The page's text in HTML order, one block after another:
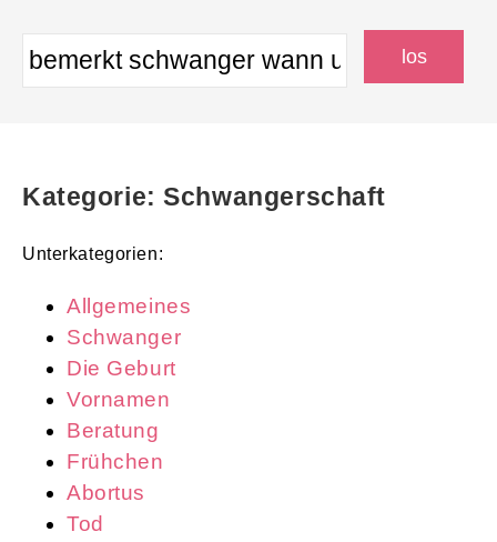
Kategorie: Schwangerschaft
Unterkategorien:
Allgemeines
Schwanger
Die Geburt
Vornamen
Beratung
Frühchen
Abortus
Tod